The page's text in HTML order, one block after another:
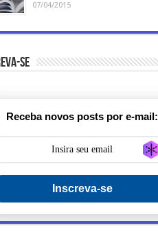
07/04/2015
se
Receba novos posts por e-mail:
Inscreva-se